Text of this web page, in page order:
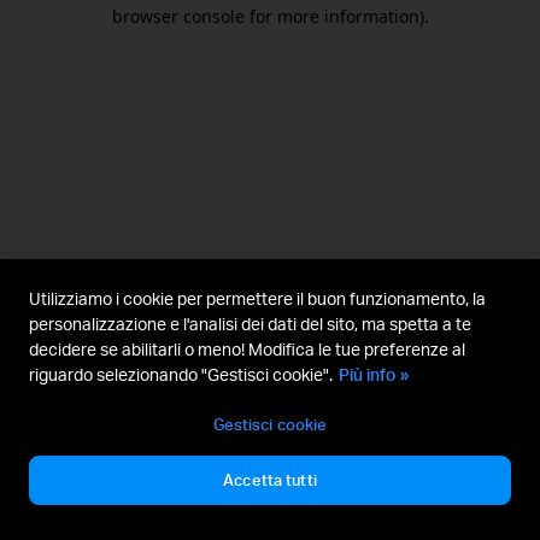
browser console for more information).
Utilizziamo i cookie per permettere il buon funzionamento, la
personalizzazione e l'analisi dei dati del sito, ma spetta a te
decidere se abilitarli o meno! Modifica le tue preferenze al
riguardo selezionando "Gestisci cookie". Più info »
Gestisci cookie
Accetta tutti